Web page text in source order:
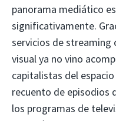
panorama mediático
significativamente.
servicios de streaming
visual ya no vino
capitalistas del
recuento de episodios
los programas de